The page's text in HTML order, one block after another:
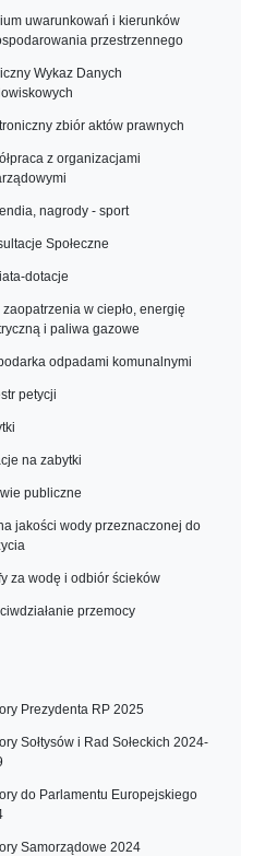
uwarunkowań i kierunków
przestrzennego
Wykaz Danych
zbiór aktów prawnych
z organizacjami
nagrody - sport
Społeczne
dotacje
zaopatrzenia w ciepło, energię
i paliwa gazowe
odpadami komunalnymi
petycji
na zabytki
publiczne
jakości wody przeznaczonej do
za wodę i odbiór ścieków
przemocy
Prezydenta RP 2025
Sołtysów i Rad Sołeckich 2024-
do Parlamentu Europejskiego
Samorządowe 2024